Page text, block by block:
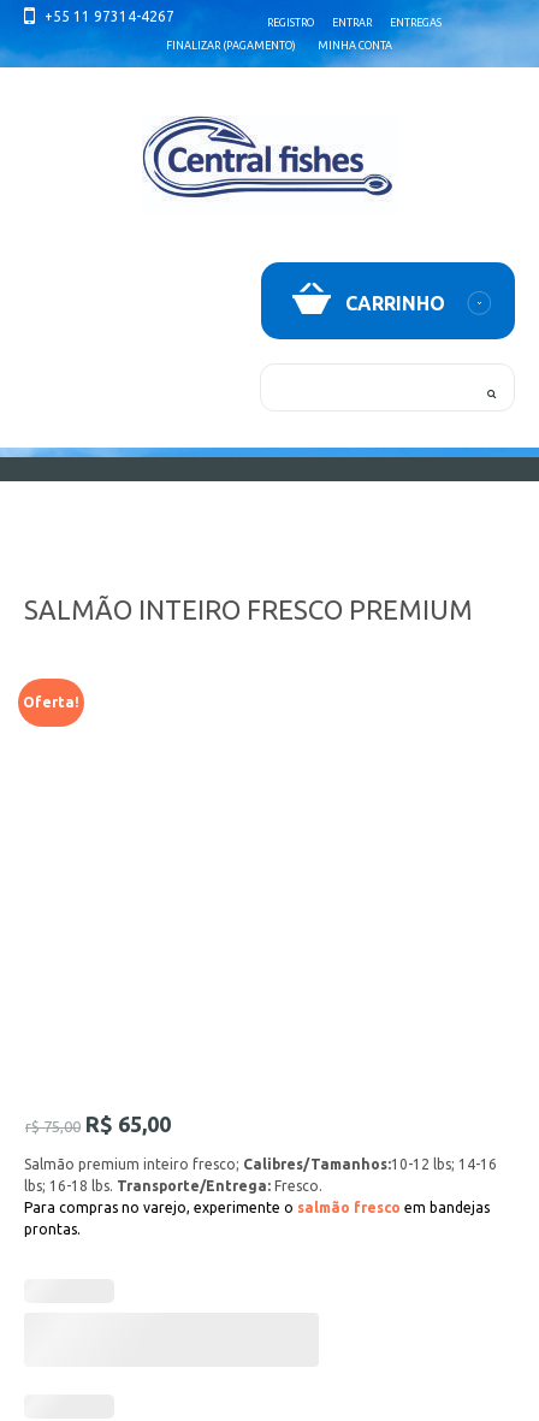
+55 11 97314-4267 REGISTRO ENTRAR
ENTREGAS
FINALIZAR (PAGAMENTO)
MINHA CONTA
CARRINHO
SALMÃO INTEIRO FRESCO PREMIUM
Oferta!
r$75,00 R$ 65,00
Salmão premium inteiro fresco; Calibres/Tamanhos:10-12 lbs; 14-16
lbs; 16-18 lbs. Transporte/Entrega: Fresco.
Para compras no varejo, experimente o salmão fresco em bandejas
prontas.